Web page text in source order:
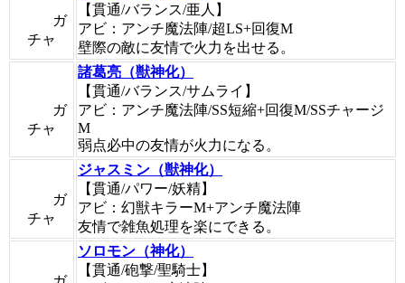
ガ
チャ
【貫通/バランス/亜人】
アビ：アンチ魔法陣/超LS+回復M
壁際の敵に友情で火力を出せる。
ガ
チャ
諸葛亮（獣神化）
【貫通/バランス/サムライ】
アビ：アンチ魔法陣/SS短縮+回復M/SSチャージ
M
弱点必中の友情が火力になる。
ガ
チャ
ジャスミン（獣神化）
【貫通/パワー/妖精】
アビ：幻獣キラーM+アンチ魔法陣
友情で雑魚処理を楽にできる。
ソロモン（神化）
【貫通/砲撃/聖騎士】